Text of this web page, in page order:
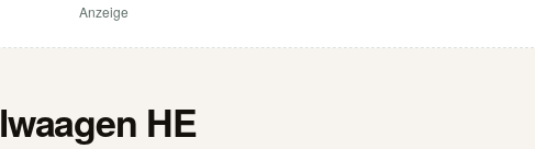
Anzeige
HE